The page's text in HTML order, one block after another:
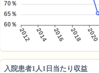
入院患者1人1日当たり収益